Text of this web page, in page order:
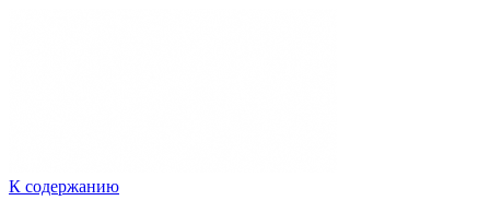
К содержанию